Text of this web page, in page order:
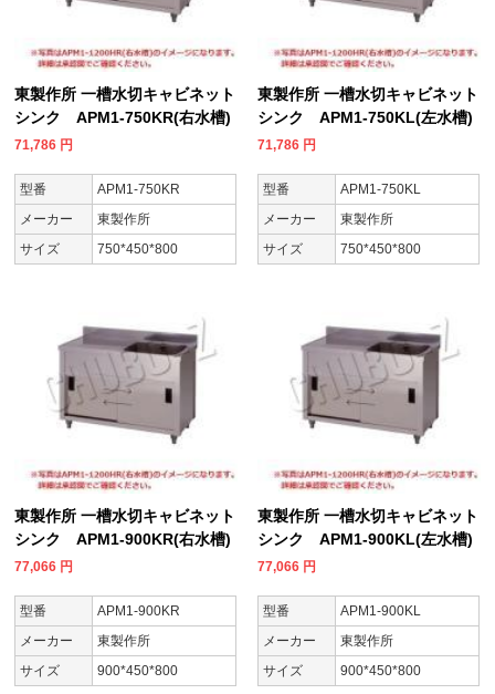
東製作所 一槽水切キャビネット
シンク APM1-750KR(右水槽)
71,786 円
型番
APM1-750KR
メーカー
東製作所
サイズ
750*450*800
東製作所 一槽水切キャビネット
シンク APM1-750KL(左水槽)
71,786 円
型番
APM1-750KL
メーカー
東製作所
サイズ
750*450*800
東製作所 一槽水切キャビネット
シンク APM1-900KR(右水槽)
77,066 円
型番
APM1-900KR
メーカー
東製作所
サイズ
900*450*800
東製作所 一槽水切キャビネット
シンク APM1-900KL(左水槽)
77,066 円
型番
APM1-900KL
メーカー
東製作所
サイズ
900*450*800